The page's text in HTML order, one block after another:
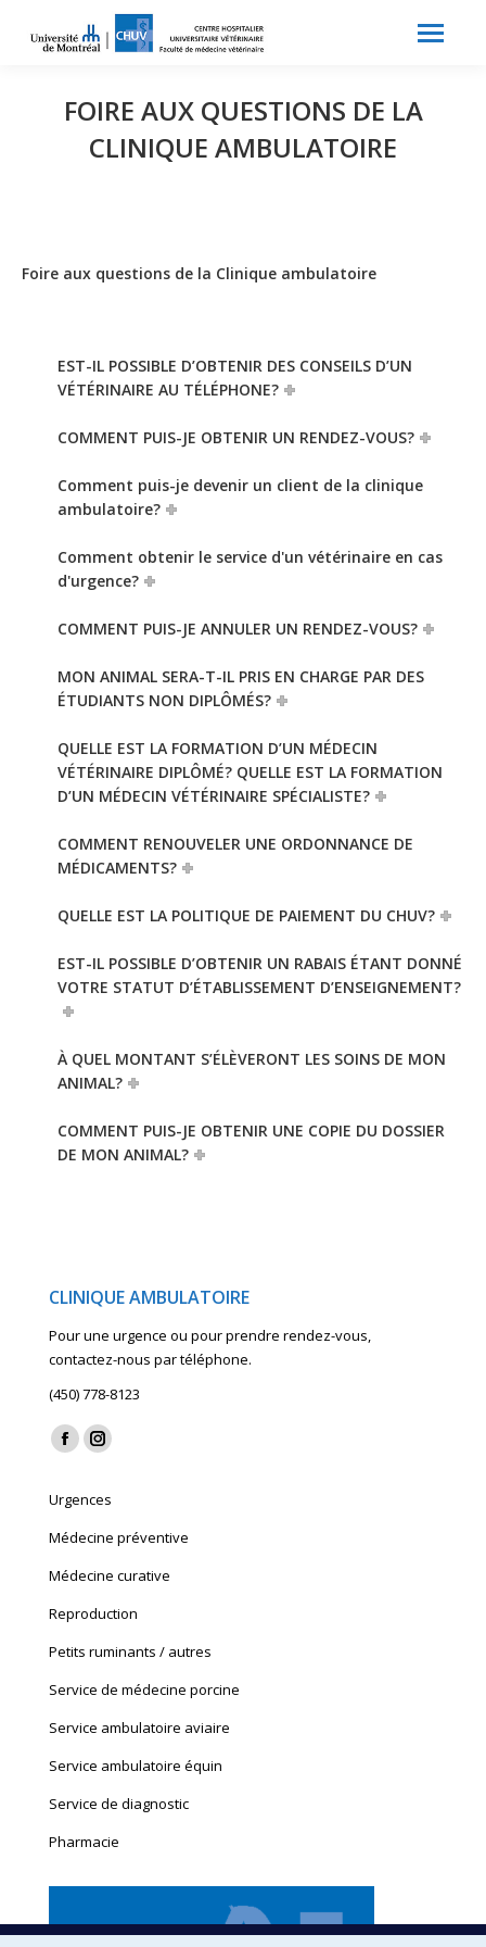
FOIRE AUX QUESTIONS DE LA
CLINIQUE AMBULATOIRE
Foire aux questions de la Clinique ambulatoire
EST-IL POSSIBLE D’OBTENIR DES CONSEILS D’UN
VÉTÉRINAIRE AU TÉLÉPHONE?
COMMENT PUIS-JE OBTENIR UN RENDEZ-VOUS?
Comment puis-je devenir un client de la clinique
ambulatoire?
Comment obtenir le service d'un vétérinaire en cas
d'urgence?
COMMENT PUIS-JE ANNULER UN RENDEZ-VOUS?
MON ANIMAL SERA-T-IL PRIS EN CHARGE PAR DES
ÉTUDIANTS NON DIPLÔMÉS?
QUELLE EST LA FORMATION D’UN MÉDECIN
VÉTÉRINAIRE DIPLÔMÉ? QUELLE EST LA FORMATION
D’UN MÉDECIN VÉTÉRINAIRE SPÉCIALISTE?
COMMENT RENOUVELER UNE ORDONNANCE DE
MÉDICAMENTS?
QUELLE EST LA POLITIQUE DE PAIEMENT DU CHUV?
EST-IL POSSIBLE D’OBTENIR UN RABAIS ÉTANT DONNÉ
VOTRE STATUT D’ÉTABLISSEMENT D’ENSEIGNEMENT?
À QUEL MONTANT S’ÉLÈVERONT LES SOINS DE MON
ANIMAL?
COMMENT PUIS-JE OBTENIR UNE COPIE DU DOSSIER
DE MON ANIMAL?
CLINIQUE AMBULATOIRE
Pour une urgence ou pour prendre rendez-vous,
contactez-nous par téléphone.
(450) 778-8123
Find us on:
Facebook
opens
in
Instagram
opens
in
Urgences
Médecine préventive
Médecine curative
Reproduction
Petits ruminants / autres
Service de médecine porcine
Service ambulatoire aviaire
Service ambulatoire équin
Service de diagnostic
Pharmacie